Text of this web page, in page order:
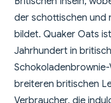
der schottischen und
bildet. Quaker Oats
Jahrhundert in
breiteren britischen